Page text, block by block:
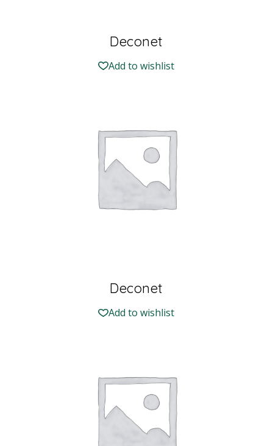
Deconet
Add to wishlist
Deconet
Add to wishlist